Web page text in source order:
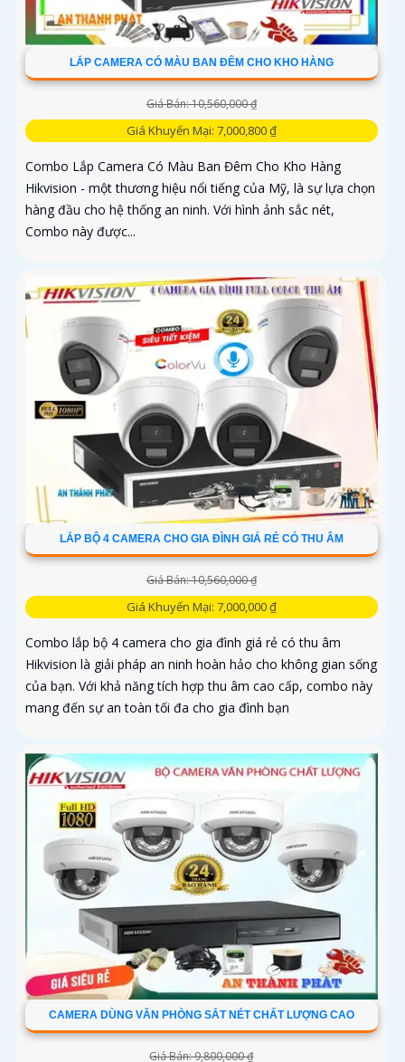
LẮP CAMERA CÓ MÀU BAN ĐÊM CHO KHO HÀNG
Giá Bán: 10,560,000 ₫
Giá Khuyến Mại: 7,000,800 ₫
Combo Lắp Camera Có Màu Ban Đêm Cho Kho Hàng
Hikvision - một thương hiệu nổi tiếng của Mỹ, là sự lựa chọn
hàng đầu cho hệ thống an ninh. Với hình ảnh sắc nét,
Combo này được...
LẮP BỘ 4 CAMERA CHO GIA ĐÌNH GIÁ RẺ CÓ THU ÂM
Giá Bán: 10,560,000 ₫
Giá Khuyến Mại: 7,000,000 ₫
Combo lắp bộ 4 camera cho gia đình giá rẻ có thu âm
Hikvision là giải pháp an ninh hoàn hảo cho không gian sống
của bạn. Với khả năng tích hợp thu âm cao cấp, combo này
mang đến sự an toàn tối đa cho gia đình bạn
CAMERA DÙNG VĂN PHÒNG SẮT NÉT CHẤT LƯỢNG CAO
Giá Bán: 9,800,000 ₫